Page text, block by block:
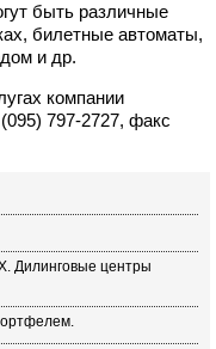
быть различные
билетные автоматы,
и др.
компании
797-2727, факс
Дилинговые центры